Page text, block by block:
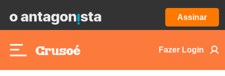
Assinar
Fazer Login